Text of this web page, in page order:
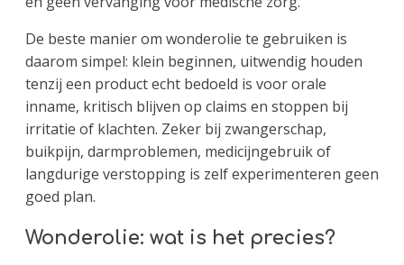
De beste manier om wonderolie te gebruiken is
daarom simpel: klein beginnen, uitwendig houden
tenzij een product echt bedoeld is voor orale
inname, kritisch blijven op claims en stoppen bij
irritatie of klachten. Zeker bij zwangerschap,
buikpijn, darmproblemen, medicijngebruik of
langdurige verstopping is zelf experimenteren geen
goed plan.
Wonderolie: wat is het precies?